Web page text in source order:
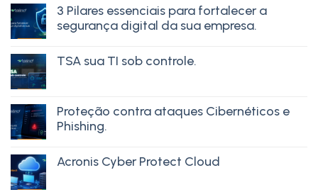
3 Pilares essenciais para fortalecer a
segurança digital da sua empresa.
TSA sua TI sob controle.
Proteção contra ataques Cibernéticos e
Phishing.
Acronis Cyber Protect Cloud